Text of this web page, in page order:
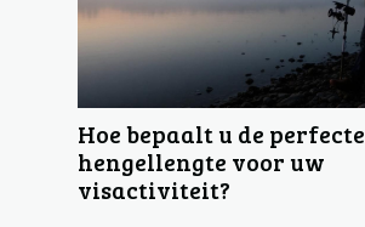
Hoe bepaalt u de perfecte
hengellengte voor uw
visactiviteit?